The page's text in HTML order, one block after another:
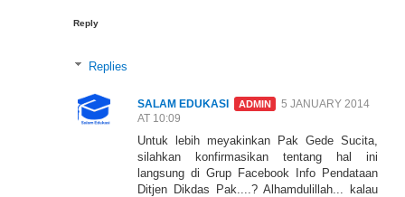
Reply
Replies
SALAM EDUKASI
5 JANUARY 2014
AT 10:09
Untuk lebih meyakinkan Pak Gede Sucita,
silahkan konfirmasikan tentang hal ini
langsung di Grup Facebook Info Pendataan
Ditjen Dikdas Pak....? Alhamdulillah... kalau